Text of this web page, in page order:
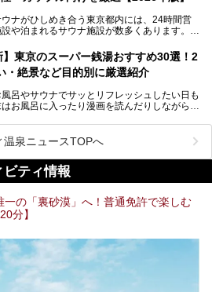
ナがひしめき合う東京都内には、24時間営
や泊まれるサウナ施設が数多くあります。
する「サ旅」や自分へのご褒美のための宿泊な
きなタイミングで好きなだけサ活ができるのが
専用施設だけでなく、カップルや女性に嬉し
増えてきました。
すめしたい施設14選をご紹介します。
い。
】東京のスーパー銭湯おすすめ30選！2
・絶景など目的別に厳選紹介
呂やサウナでサッとリフレッシュしたい日も
お風呂に入ったり漫画を読んだりしながら一
逃してしまい、「このまま朝までゆっくりでき
ば」と探した経験がある人も多いのではないで
は、東京でおすすめのスーパー銭湯を、目的
泊できる施設や、1,000円以下で楽しめる安
や休日レジャーにもぴったりなエンタメ要素
など、利用のシーンに合わせて参考にしてく
温泉ニュースTOPへ
ティ情報
一の「裏砂漠」へ！普通免許で楽しむ
分】